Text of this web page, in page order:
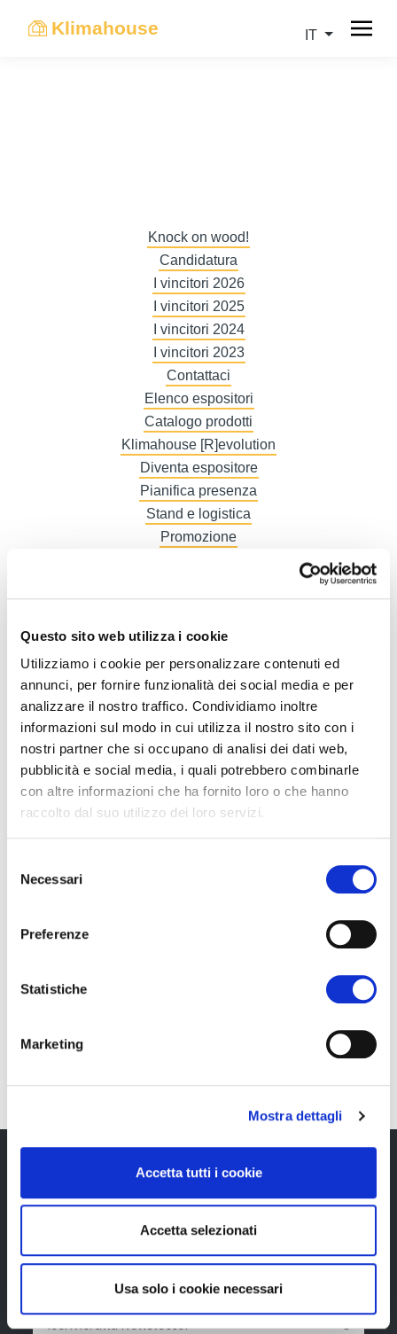
Questo sito web utilizza i cookie
Utilizziamo i cookie per personalizzare contenuti ed
annunci, per fornire funzionalità dei social media e per
analizzare il nostro traffico. Condividiamo inoltre
informazioni sul modo in cui utilizza il nostro sito con i
nostri partner che si occupano di analisi dei dati web,
pubblicità e social media, i quali potrebbero combinarle
con altre informazioni che ha fornito loro o che hanno
raccolto dal suo utilizzo dei loro servizi.
delNecessari
Preferenze
Statistiche
Marketing
Mostra dettagli
Accetta tutti i cookie
Accetta selezionati
Usa solo i cookie necessari
Klimahouse IT
Knock on wood!
Candidatura
I vincitori 2026
I vincitori 2025
I vincitori 2024
I vincitori 2023
Contattaci
Elenco espositori
Catalogo prodotti
Klimahouse [R]evolution
Diventa espositore
Pianifica presenza
Stand e logistica
Promozione
Galleria
Story 3
DE
Newsletter
Rimani sempre aggiornata*o sui nostri eventi, ricevi
informazioni utili in anteprima! Naturalmente senza
Iscriviti alla Newsletter